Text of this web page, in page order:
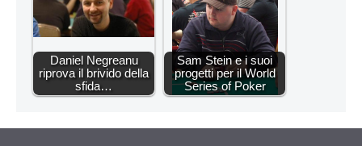
Daniel Negreanu
riprova il brivido della
sfida…
Sam Stein e i suoi
progetti per il World
Series of Poker